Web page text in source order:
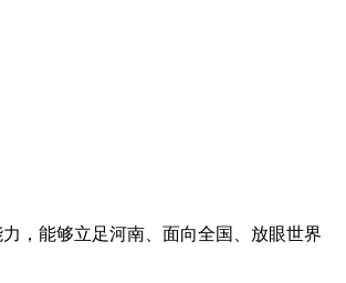
，能够立足河南、面向全国、放眼世界